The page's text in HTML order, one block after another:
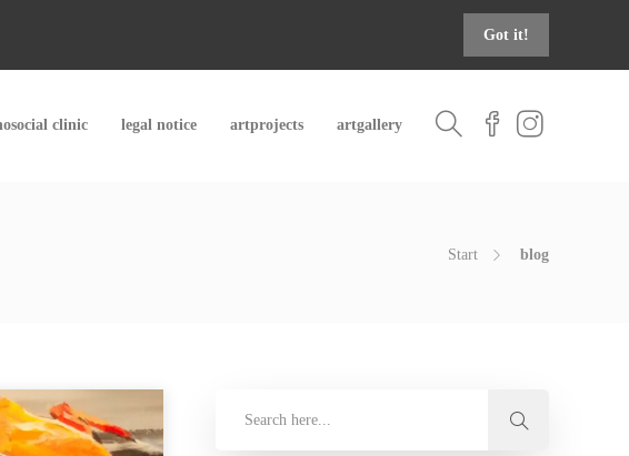
Got it!
clinic legal notice artprojects artgallery
Start blog